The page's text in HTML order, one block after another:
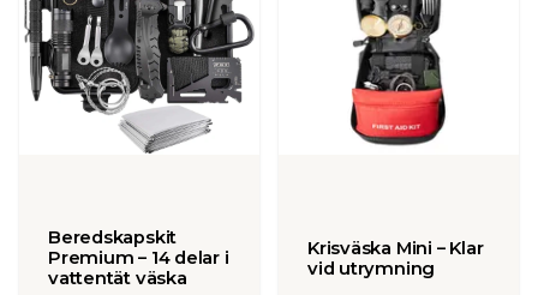
Beredskapskit
Premium – 14 delar i
vattentät väska
Krisväska Mini – Klar
vid utrymning